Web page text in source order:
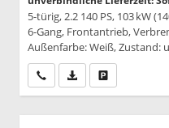
5-türig, 2.2 140 PS, 103 kW
6-Gang, Frontantrieb,
Außenfarbe: Weiß, Zustand:
Wir rufen Sie an
PDF-Datei,